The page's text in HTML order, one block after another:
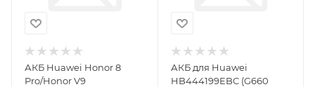
АКБ Huawei Honor 8
Pro/Honor V9
АКБ для Huawei
HB444199EBC (G660